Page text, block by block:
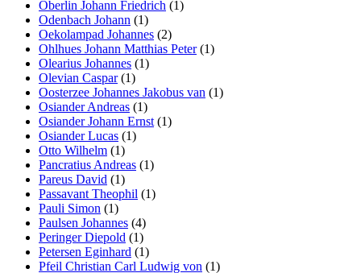
Oberlin Johann Friedrich (1)
Odenbach Johann (1)
Oekolampad Johannes (2)
Ohlhues Johann Matthias Peter(1)
Olearius Johannes (1)
Olevian Caspar(1)
Oosterzee Johannes Jakobus van (1)
Osiander Andreas (1)
Osiander Johann Ernst (1)
Osiander Lucas (1)
Otto Wilhelm (1)
Pancratius Andreas (1)
Pareus David (1)
Passavant Theophil (1)
Pauli Simon (1)
Paulsen Johannes (4)
Peringer Diepold (1)
Petersen Eginhard (1)
Pfeil Christian Carl Ludwig von (1)